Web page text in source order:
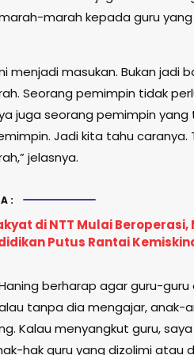
marah kepada guru yang
menjadi masukan. Bukan jadi
Seorang pemimpin tidak
juga seorang pemimpin
Jadi kita tahu caranya.
jelasnya.
di NTT Mulai Beroperasi,
Putus Rantai
berharap agar guru-guru
tanpa dia mengajar, anak-
Kalau menyangkut guru,
hak guru yang dizolimi atau